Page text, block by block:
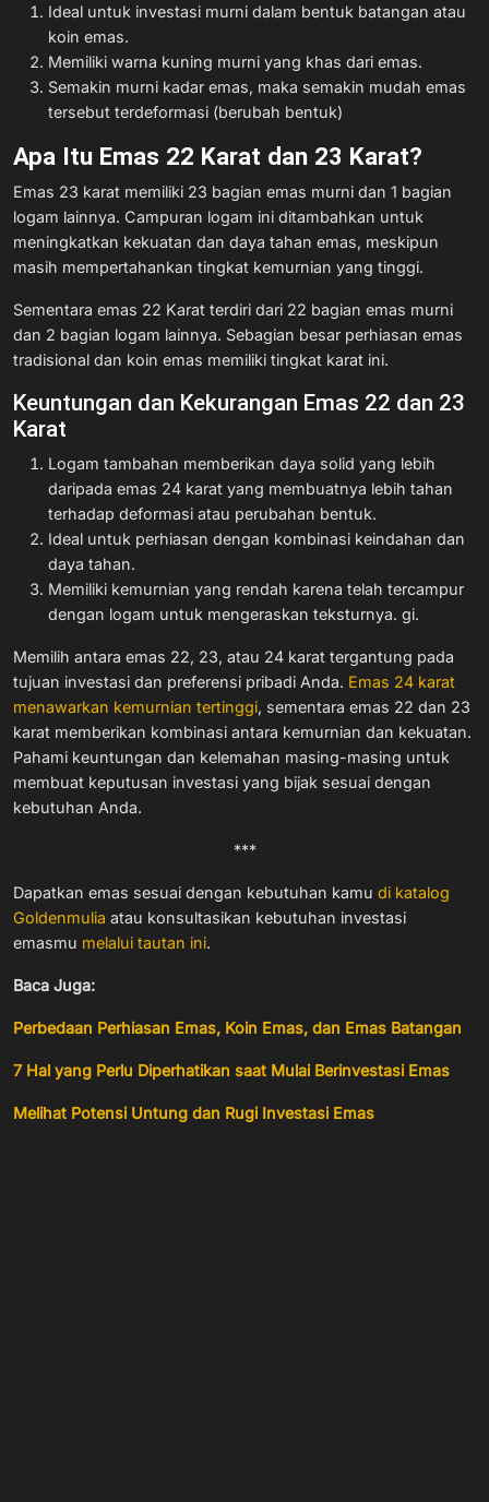
Ideal untuk investasi murni dalam bentuk batangan atau
koin emas.
Memiliki warna kuning murni yang khas dari emas.
Semakin murni kadar emas, maka semakin mudah emas
tersebut terdeformasi (berubah bentuk)
Apa Itu Emas 22 Karat dan 23 Karat?
Emas 23 karat memiliki 23 bagian emas murni dan 1 bagian
logam lainnya. Campuran logam ini ditambahkan untuk
meningkatkan kekuatan dan daya tahan emas, meskipun
masih mempertahankan tingkat kemurnian yang tinggi.
Sementara emas 22 Karat terdiri dari 22 bagian emas murni
dan 2 bagian logam lainnya. Sebagian besar perhiasan emas
tradisional dan koin emas memiliki tingkat karat ini.
Keuntungan dan Kekurangan Emas 22 dan 23
Karat
Logam tambahan memberikan daya solid yang lebih
daripada emas 24 karat yang membuatnya lebih tahan
terhadap deformasi atau perubahan bentuk.
Ideal untuk perhiasan dengan kombinasi keindahan dan
daya tahan.
Memiliki kemurnian yang rendah karena telah tercampur
dengan logam untuk mengeraskan teksturnya. gi.
Memilih antara emas 22, 23, atau 24 karat tergantung pada
tujuan investasi dan preferensi pribadi Anda. Emas 24 karat
menawarkan kemurnian tertinggi, sementara emas 22 dan 23
karat memberikan kombinasi antara kemurnian dan kekuatan.
Pahami keuntungan dan kelemahan masing-masing untuk
membuat keputusan investasi yang bijak sesuai dengan
kebutuhan Anda.
***
Dapatkan emas sesuai dengan kebutuhan kamu di katalog
Goldenmulia atau konsultasikan kebutuhan investasi
emasmu melalui tautan ini.
Baca Juga:
Perbedaan Perhiasan Emas, Koin Emas, dan Emas Batangan
7 Hal yang Perlu Diperhatikan saat Mulai Berinvestasi Emas
Melihat Potensi Untung dan Rugi Investasi Emas